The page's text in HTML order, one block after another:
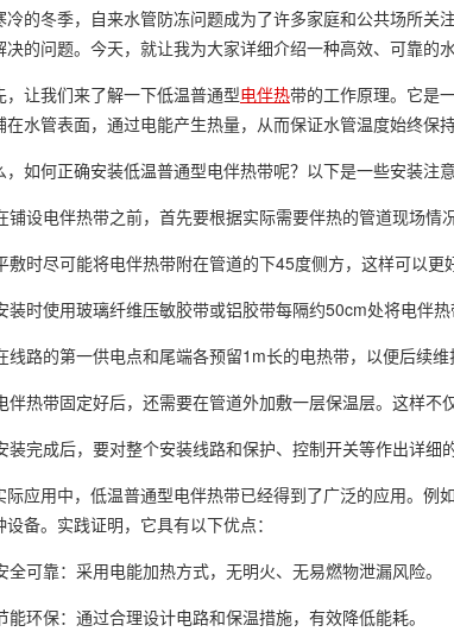
冷的冬季，自来水管防冻问题成为了许多家庭和公共场所
决的问题。今天，就让我为大家详细介绍一种高效、可靠
，让我们来了解一下低温普通型电伴热带的工作原理。它是
在水管表面，通过电能产生热量，从而保证水管温度始终保
，如何正确安装低温普通型电伴热带呢？以下是一些安装注意
铺设电伴热带之前，首先要根据实际需要伴热的管道现场情
敷时尽可能将电伴热带附在管道的下45度侧方，这样可以更
装时使用玻璃纤维压敏胶带或铝胶带每隔约50cm处将电伴热
线路的第一供电点和尾端各预留1m长的电热带，以便后续维
伴热带固定好后，还需要在管道外加敷一层保温层。这样不
装完成后，要对整个安装线路和保护、控制开关等作出详细
际应用中，低温普通型电伴热带已经得到了广泛的应用。
设备。实践证明，它具有以下优点：
全可靠：采用电能加热方式，无明火、无易燃物泄漏风险。
能环保：通过合理设计电路和保温措施，有效降低能耗。